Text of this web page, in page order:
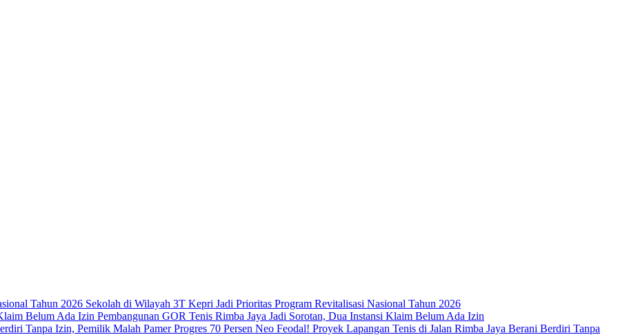
Sekolah di Wilayah 3T Kepri Jadi Prioritas Program Revitalisasi Nasional Tahun 2026
Pembangunan GOR Tenis Rimba Jaya Jadi Sorotan, Dua Instansi Klaim Belum Ada Izin
Neo Feodal! Proyek Lapangan Tenis di Jalan Rimba Jaya Berani Berdiri Tanpa